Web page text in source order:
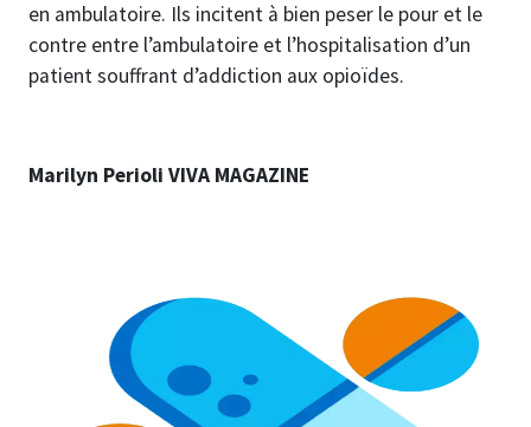
en ambulatoire. Ils incitent à bien peser le pour et le
contre entre l’ambulatoire et l’hospitalisation d’un
patient souffrant d’addiction aux opioïdes.
Marilyn Perioli VIVA MAGAZINE